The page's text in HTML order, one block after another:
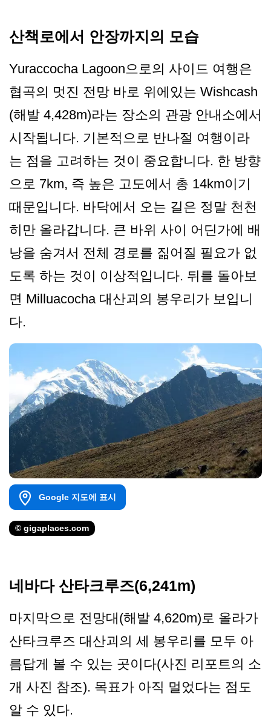
산책로에서 안장까지의 모습
Yuraccocha Lagoon으로의 사이드 여행은
협곡의 멋진 전망 바로 위에있는 Wishcash
(해발 4,428m)라는 장소의 관광 안내소에서
시작됩니다. 기본적으로 반나절 여행이라
는 점을 고려하는 것이 중요합니다. 한 방향
으로 7km, 즉 높은 고도에서 총 14km이기
때문입니다. 바닥에서 오는 길은 정말 천천
히만 올라갑니다. 큰 바위 사이 어딘가에 배
낭을 숨겨서 전체 경로를 짊어질 필요가 없
도록 하는 것이 이상적입니다. 뒤를 돌아보
면 Milluacocha 대산괴의 봉우리가 보입니
다.
Google 지도에 표시
© gigaplaces.com
네바다 산타크루즈(6,241m)
마지막으로 전망대(해발 4,620m)로 올라가
산타크루즈 대산괴의 세 봉우리를 모두 아
름답게 볼 수 있는 곳이다(사진 리포트의 소
개 사진 참조). 목표가 아직 멀었다는 점도
알 수 있다.